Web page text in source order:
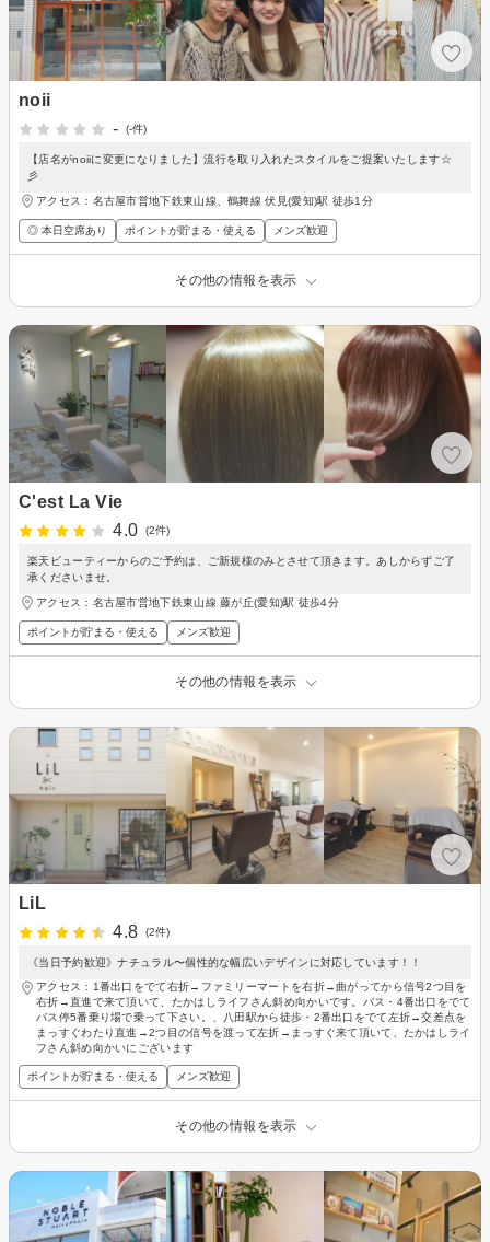
noii
-
(-件)
【店名がnoiiに変更になりました】流行を取り入れたスタイルをご提案いたします☆
彡
アクセス：名古屋市営地下鉄東山線、鶴舞線 伏見(愛知)駅 徒歩1分
◎ 本日空席あり ポイントが貯まる・使える メンズ歓迎
その他の情報を表示
C'est La Vie
4.0
(2件)
楽天ビューティーからのご予約は、ご新規様のみとさせて頂きます。あしからずご了
承くださいませ。
アクセス：名古屋市営地下鉄東山線 藤が丘(愛知)駅 徒歩4分
ポイントが貯まる・使える メンズ歓迎
その他の情報を表示
LiL
4.8
(2件)
《当日予約歓迎》ナチュラル〜個性的な幅広いデザインに対応しています！！
アクセス：1番出口をでて右折→ファミリーマートを右折→曲がってから信号2つ目を
右折→直進で来て頂いて、たかはしライフさん斜め向かいです。バス・4番出口をでて
バス停5番乗り場で乗って下さい。、八田駅から徒歩・2番出口をでて左折→交差点を
まっすぐわたり直進→2つ目の信号を渡って左折→まっすぐ来て頂いて、たかはしライ
フさん斜め向かいにございます
ポイントが貯まる・使える メンズ歓迎
その他の情報を表示